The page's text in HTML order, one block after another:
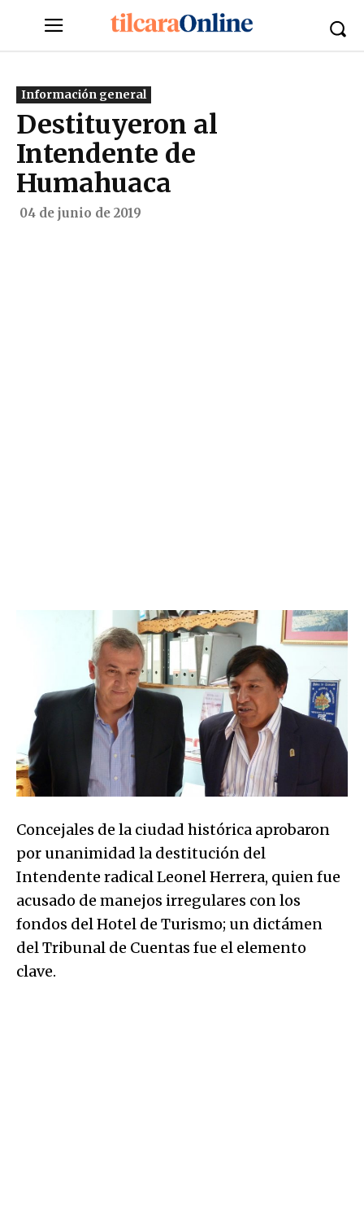
Información general
Destituyeron al
Intendente de
Humahuaca
04 de junio de 2019
Concejales de la ciudad histórica aprobaron
por unanimidad la destitución del
Intendente radical Leonel Herrera, quien fue
acusado de manejos irregulares con los
fondos del Hotel de Turismo; un dictámen
del Tribunal de Cuentas fue el elemento
clave.